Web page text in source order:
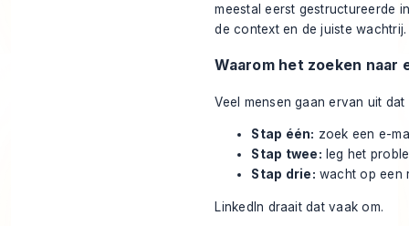
meestal eerst gestructureerde
de context en de juiste wachtrij.
Waarom het zoeken naar
Veel mensen gaan ervan uit
Stap één: zoek een e-
Stap twee: leg het
Stap drie: wacht op een
LinkedIn draait dat vaak om.